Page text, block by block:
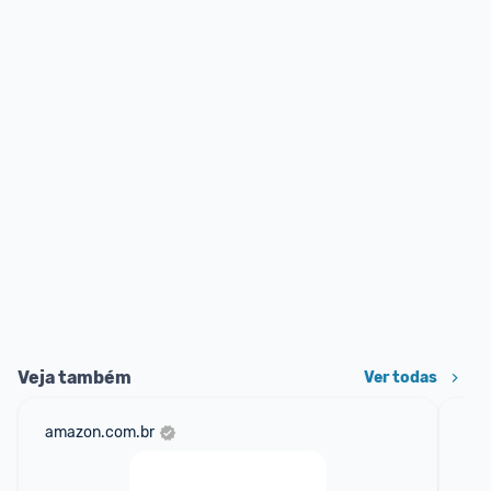
Veja também Ver todas
amazon.com.br